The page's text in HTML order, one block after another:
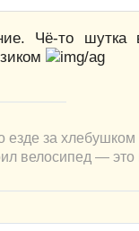
Чё-то шутка
езде за
велосипед —